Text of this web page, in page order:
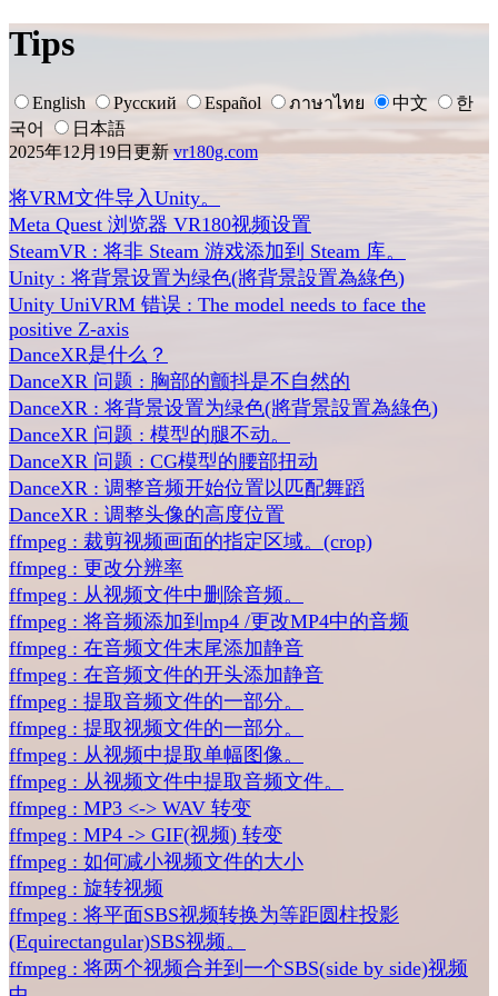
Tips
English Русский Español ภาษาไทย 中文
한
국어
日本語
2025年12月19日更新vr180g.com
将VRM文件导入Unity。
Meta Quest 浏览器 VR180视频设置
SteamVR : 将非 Steam 游戏添加到 Steam 库。
Unity : 将背景设置为绿色(將背景設置為綠色)
Unity UniVRM 错误 : The model needs to face the
positive Z-axis
DanceXR是什么？
DanceXR 问题 : 胸部的颤抖是不自然的
DanceXR : 将背景设置为绿色(將背景設置為綠色)
DanceXR 问题 : 模型的腿不动。
DanceXR 问题 : CG模型的腰部扭动
DanceXR : 调整音频开始位置以匹配舞蹈
DanceXR : 调整头像的高度位置
ffmpeg : 裁剪视频画面的指定区域。(crop)
ffmpeg : 更改分辨率
ffmpeg : 从视频文件中删除音频。
ffmpeg : 将音频添加到mp4 /更改MP4中的音频
ffmpeg : 在音频文件末尾添加静音
ffmpeg : 在音频文件的开头添加静音
ffmpeg : 提取音频文件的一部分。
ffmpeg : 提取视频文件的一部分。
ffmpeg : 从视频中提取单幅图像。
ffmpeg : 从视频文件中提取音频文件。
ffmpeg : MP3 <-> WAV 转变
ffmpeg : MP4 -> GIF(视频) 转变
ffmpeg : 如何减小视频文件的大小
ffmpeg : 旋转视频
ffmpeg : 将平面SBS视频转换为等距圆柱投影
(Equirectangular)SBS视频。
ffmpeg : 将两个视频合并到一个SBS(side by side)视频